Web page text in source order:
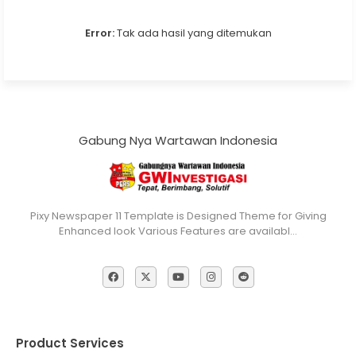
Error:Tak ada hasil yang ditemukan
Gabung Nya Wartawan Indonesia
Pixy Newspaper 11 Template is Designed Theme for Giving
Enhanced look Various Features are availabl…
Product Services